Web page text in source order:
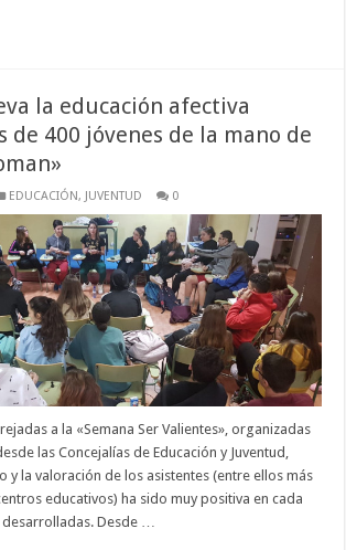
la educación afectiva
de 400 jóvenes de la mano de
EDUCACIÓN, JUVENTUD 0
a la «Semana Ser Valientes», organizadas
las Concejalías de Educación y Juventud,
y la valoración de los asistentes (entre ellos más
educativos) ha sido muy positiva en cada
Desde …